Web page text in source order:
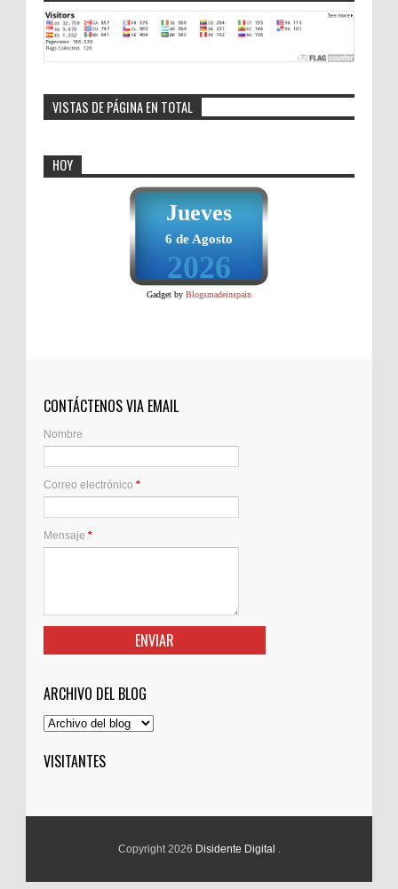
VISTAS DE PÁGINA EN TOTAL
HOY
Jueves
6 de Agosto
2026
Gadget by Blogsmadeinspain
CONTÁCTENOS VIA EMAIL
Nombre
Correo electrónico *
Mensaje *
ARCHIVO DEL BLOG
VISITANTES
Copyright 2026 Disidente Digital .